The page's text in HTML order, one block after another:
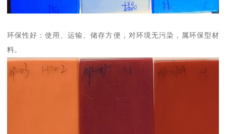
环保性好：使用、运输、储存方便，对环境无污染，属环保型材
料。